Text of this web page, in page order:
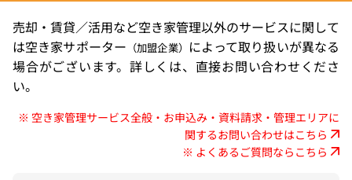
売却・賃貸／活用など空き家管理以外のサービスに関して
は空き家サポーター （加盟企業） によって取り扱いが異なる
場合がございます。詳しくは、直接お問い合わせくださ
い。
※ 空き家管理サービス全般・お申込み・資料請求・管理エリアに
関するお問い合わせはこちら
※ よくあるご質問ならこちら